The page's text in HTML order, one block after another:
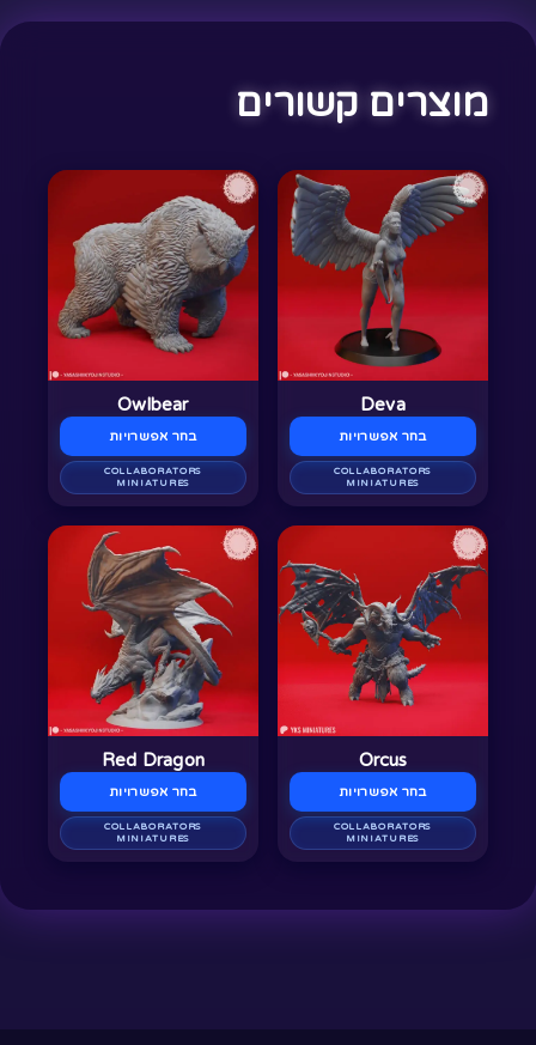
מוצרים קשורים
Deva
בחר אפשרויות
למוצר
זה
לבחור
האפשרויות
בעמודCOLLABORATORS
MINIATURES
Owlbear
בחר אפשרויות
למוצר
זה
יש
מספר
סוגים.
לבחור
האפשרויות
בעמודCOLLABORATORS
MINIATURES
Orcus
בחר אפשרויות
למוצר
זה
מספר
סוגים.
לבחור
האפשרויות
בעמודCOLLABORATORS
MINIATURES
Red Dragon
בחר אפשרויות
למוצר
יש
מספר
סוגים.
ניתן
לבחור
האפשרויות
בעמודCOLLABORATORS
MINIATURES